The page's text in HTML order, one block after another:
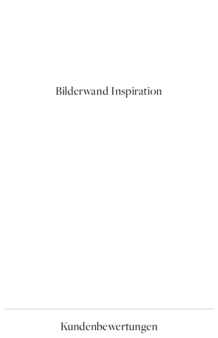
Bilderwand Inspiration
Kundenbewertungen